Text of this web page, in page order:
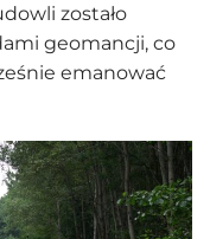
zostało
geomancji, co
emanować